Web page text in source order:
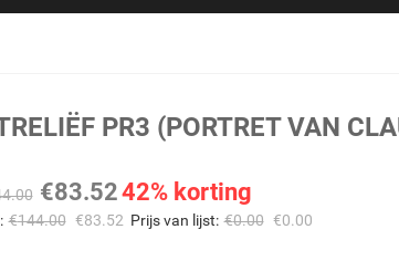
PR3 (PORTRET VAN
€83.5242% korting
€144.00 €83.52 Prijs van lijst: €0.00 €0.00